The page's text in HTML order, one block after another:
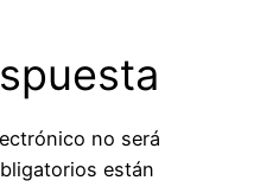
no será
están